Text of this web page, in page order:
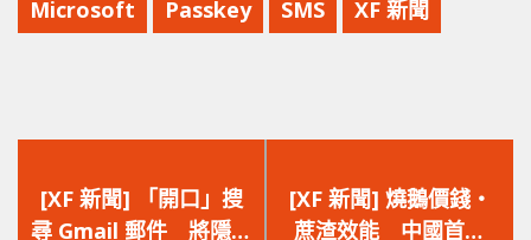
Microsoft Passkey SMS XF 新聞
一
篇
[XF 新聞] 「開口」搜
尋 Gmail 郵件 將隱藏
一
篇
[XF 新聞] 燒鵝價錢‧
蔗渣效能 中國首款